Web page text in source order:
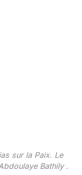
sur la Paix. Le
Bathily .